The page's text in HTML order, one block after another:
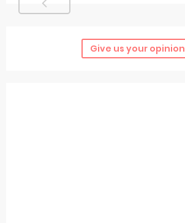
Give us your opinion